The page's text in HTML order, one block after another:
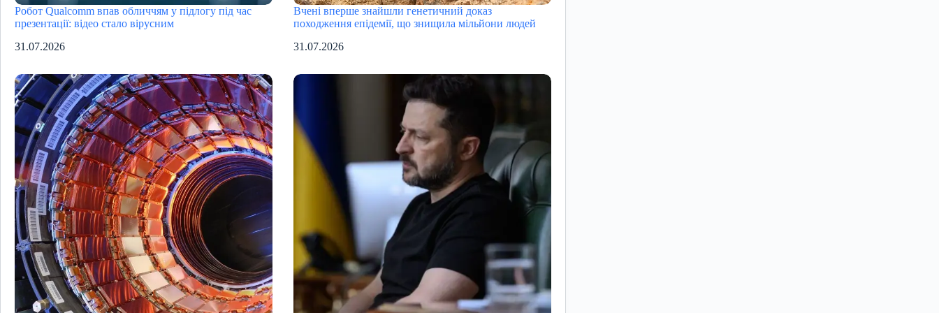
Робот Qualcomm впав обличчям у підлогу під час
презентації: відео стало вірусним
31.07.2026
Вчені вперше знайшли генетичний доказ
походження епідемії, що знищила мільйони людей
31.07.2026